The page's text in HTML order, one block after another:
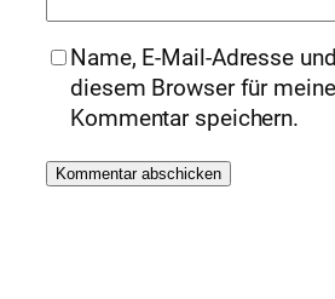
Name, E-Mail-Adresse
diesem Browser für
Kommentar speichern.